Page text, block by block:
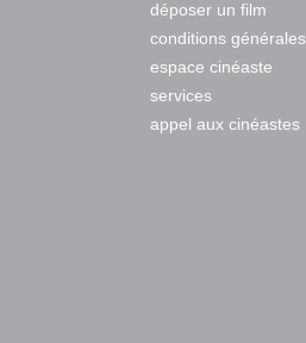
déposer un film
conditions générales
espace cinéaste
services
appel aux cinéastes